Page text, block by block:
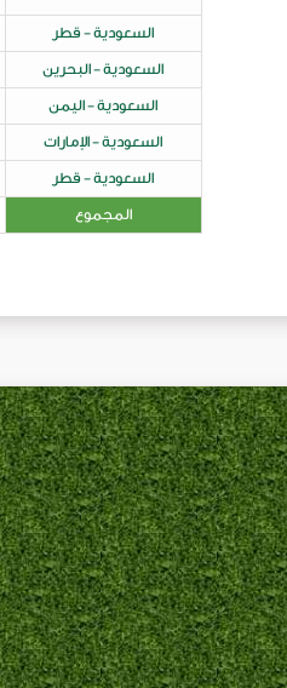
السعودية - قطر
السعودية - البحرين
السعودية - اليمن
السعودية - الإمارات
السعودية - قطر
المجموع